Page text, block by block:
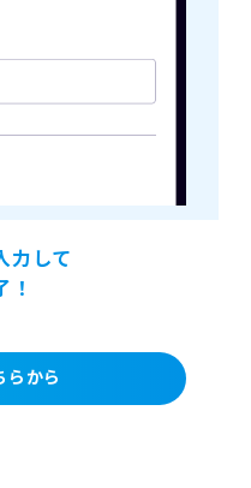
力して
！
らから